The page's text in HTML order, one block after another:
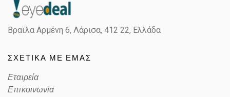
Βραϊλα Αρμένη 6, Λάρισα, 412 22, Ελλάδα
ΣΧΕΤΙΚΑ ΜΕ ΕΜΑΣ
Εταιρεία
Επικοινωνία